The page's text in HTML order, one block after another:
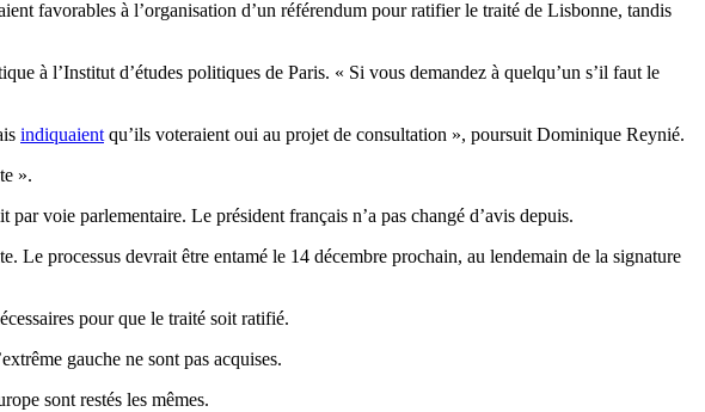
favorables à l’organisation d’un référendum pour ratifier le traité de Lisbonne, tandis
à l’Institut d’études politiques de Paris. « Si vous demandez à quelqu’un s’il faut le
indiquaient qu’ils voteraient oui au projet de consultation », poursuit Dominique Reynié.
».
voie parlementaire. Le président français n’a pas changé d’avis depuis.
processus devrait être entamé le 14 décembre prochain, au lendemain de la signature
pour que le traité soit ratifié.
gauche ne sont pas acquises.
sont restés les mêmes.